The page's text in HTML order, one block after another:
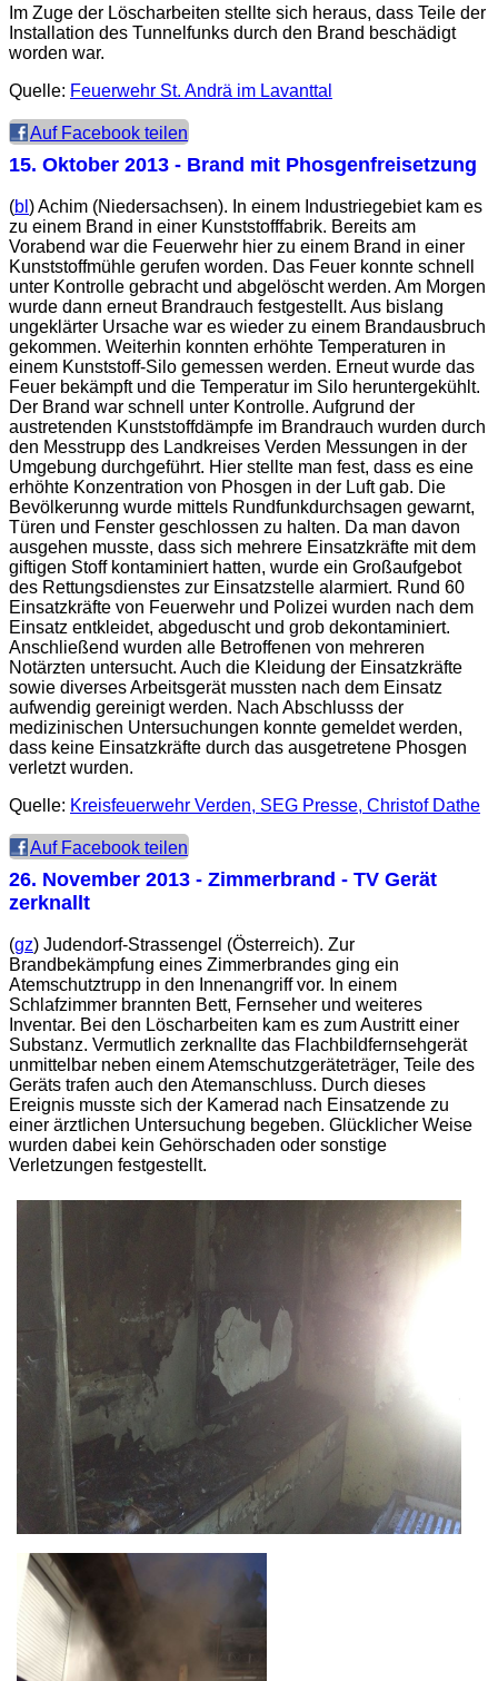
Im Zuge der Löscharbeiten stellte sich heraus, dass Teile der
Installation des Tunnelfunks durch den Brand beschädigt
worden war.
Quelle: Feuerwehr St. Andrä im Lavanttal
Auf Facebook teilen
15. Oktober 2013 - Brand mit Phosgenfreisetzung
(bl ) Achim (Niedersachsen). In einem Industriegebiet kam es
zu einem Brand in einer Kunststofffabrik. Bereits am
Vorabend war die Feuerwehr hier zu einem Brand in einer
Kunststoffmühle gerufen worden. Das Feuer konnte schnell
unter Kontrolle gebracht und abgelöscht werden. Am Morgen
wurde dann erneut Brandrauch festgestellt. Aus bislang
ungeklärter Ursache war es wieder zu einem Brandausbruch
gekommen. Weiterhin konnten erhöhte Temperaturen in
einem Kunststoff-Silo gemessen werden. Erneut wurde das
Feuer bekämpft und die Temperatur im Silo heruntergekühlt.
Der Brand war schnell unter Kontrolle. Aufgrund der
austretenden Kunststoffdämpfe im Brandrauch wurden durch
den Messtrupp des Landkreises Verden Messungen in der
Umgebung durchgeführt. Hier stellte man fest, dass es eine
erhöhte Konzentration von Phosgen in der Luft gab. Die
Bevölkerunng wurde mittels Rundfunkdurchsagen gewarnt,
Türen und Fenster geschlossen zu halten. Da man davon
ausgehen musste, dass sich mehrere Einsatzkräfte mit dem
giftigen Stoff kontaminiert hatten, wurde ein Großaufgebot
des Rettungsdienstes zur Einsatzstelle alarmiert. Rund 60
Einsatzkräfte von Feuerwehr und Polizei wurden nach dem
Einsatz entkleidet, abgeduscht und grob dekontaminiert.
Anschließend wurden alle Betroffenen von mehreren
Notärzten untersucht. Auch die Kleidung der Einsatzkräfte
sowie diverses Arbeitsgerät mussten nach dem Einsatz
aufwendig gereinigt werden. Nach Abschlusss der
medizinischen Untersuchungen konnte gemeldet werden,
dass keine Einsatzkräfte durch das ausgetretene Phosgen
verletzt wurden.
Quelle: Kreisfeuerwehr Verden, SEG Presse, Christof Dathe
Auf Facebook teilen
26. November 2013 - Zimmerbrand - TV Gerät
zerknallt
(gz) Judendorf-Strassengel (Österreich). Zur
Brandbekämpfung eines Zimmerbrandes ging ein
Atemschutztrupp in den Innenangriff vor. In einem
Schlafzimmer brannten Bett, Fernseher und weiteres
Inventar. Bei den Löscharbeiten kam es zum Austritt einer
Substanz. Vermutlich zerknallte das Flachbildfernsehgerät
unmittelbar neben einem Atemschutzgeräteträger, Teile des
Geräts trafen auch den Atemanschluss. Durch dieses
Ereignis musste sich der Kamerad nach Einsatzende zu
einer ärztlichen Untersuchung begeben. Glücklicher Weise
wurden dabei kein Gehörschaden oder sonstige
Verletzungen festgestellt.